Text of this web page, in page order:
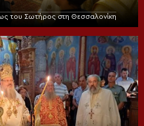
του Σωτήρος στη Θεσσαλονίκη